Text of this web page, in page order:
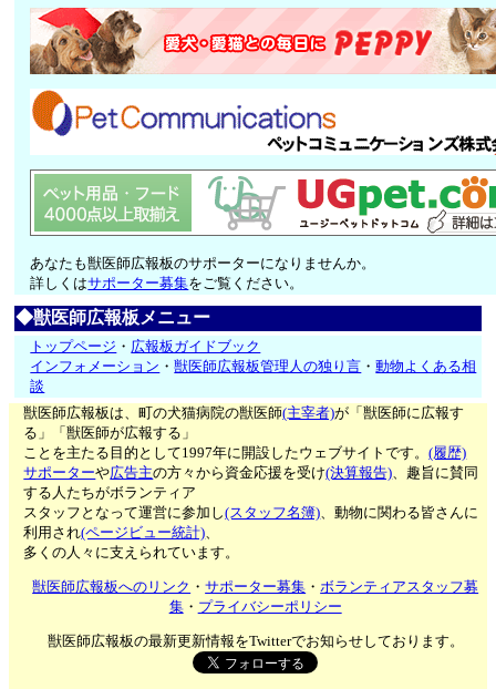
あなたも獣医師広報板のサポーターになりませんか。
詳しくはサポーター募集をご覧ください。
◆獣医師広報板メニュー
トップページ ・ 広報板ガイドブック
インフォメーション ・獣医師広報板管理人の独り言 ・動物よくある相
談
獣医師広報板は、町の犬猫病院の獣医師(主宰者)が「獣医師に広報す
る」「獣医師が広報する」
ことを主たる目的として1997年に開設したウェブサイトです。(履歴)
サポーターや広告主の方々から資金応援を受け(決算報告)、趣旨に賛同
する人たちがボランティア
スタッフとなって運営に参加し(スタッフ名簿)、動物に関わる皆さんに
利用され(ページビュー統計)、
多くの人々に支えられています。
獣医師広報板へのリンク ・サポーター募集 ・ボランティアスタッフ募
集・ プライバシーポリシー
獣医師広報板の最新更新情報をTwitterでお知らせしております。